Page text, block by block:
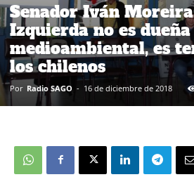
Senador Iván
Izquierda no es
medioambiental, es
los chilenos
Por Radio SAGO - 16 de diciembre de 2018